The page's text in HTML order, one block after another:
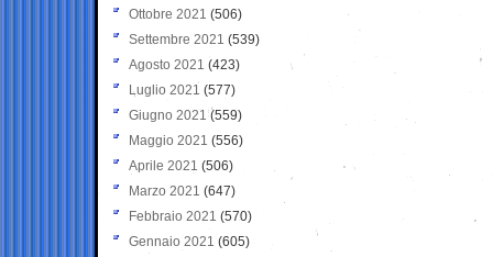
Ottobre 2021 (506)
Settembre 2021 (539)
Agosto 2021 (423)
Luglio 2021 (577)
Giugno 2021(559)
Maggio 2021 (556)
Aprile 2021 (506)
Marzo 2021 (647)
Febbraio 2021 (570)
Gennaio 2021 (605)